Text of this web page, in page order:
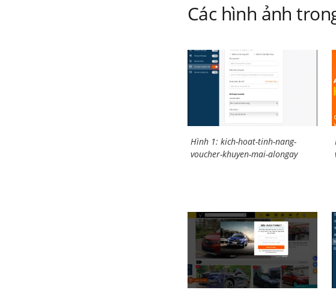
viết
Các hình ảnh
Hình 1: kich-hoat-tinh-nang-
voucher-khuyen-mai-alongay